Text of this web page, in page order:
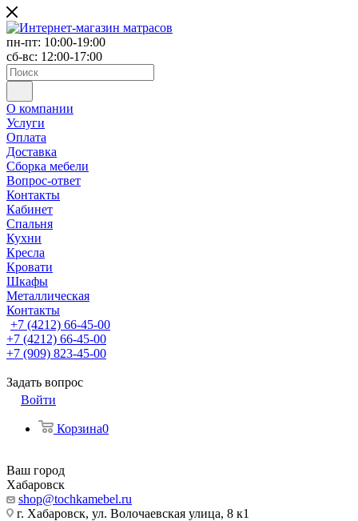
пн-пт: 10:00-19:00
сб-вс: 12:00-17:00
О компании
Услуги
Оплата
Доставка
Сборка мебели
Вопрос-ответ
Контакты
Кабинет
Спальня
Кухни
Кресла
Кровати
Шкафы
Металлическая
Контакты
+7 (4212) 66-45-00
+7 (4212) 66-45-00
+7 (909) 823-45-00
Задать вопрос
Войти
Корзина0
Ваш город
Хабаровск
shop@tochkamebel.ru
г. Хабаровск, ул. Волочаевская улица, 8 к1